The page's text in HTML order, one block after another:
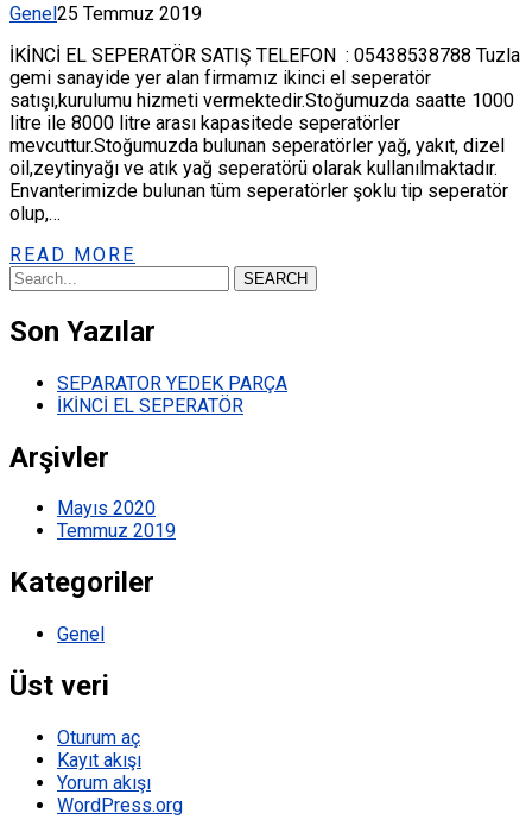
Genel25 Temmuz 2019
İKİNCİ EL SEPERATÖR SATIŞ TELEFON : 05438538788 Tuzla
gemi sanayide yer alan firmamız ikinci el seperatör
satışı,kurulumu hizmeti vermektedir.Stoğumuzda saatte 1000
litre ile 8000 litre arası kapasitede seperatörler
mevcuttur.Stoğumuzda bulunan seperatörler yağ, yakıt, dizel
oil,zeytinyağı ve atık yağ seperatörü olarak kullanılmaktadır.
Envanterimizde bulunan tüm seperatörler şoklu tip seperatör
olup,…
READ MORE
SEARCH
Son Yazılar
SEPARATOR YEDEK PARÇA
İKİNCİ EL SEPERATÖR
Arşivler
Mayıs 2020
Temmuz 2019
Kategoriler
Genel
Üst veri
Oturum aç
Kayıt akışı
Yorum akışı
WordPress.org